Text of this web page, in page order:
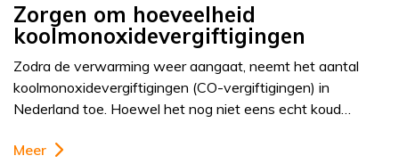
Zorgen om hoeveelheid
koolmonoxidevergiftigingen
Zodra de verwarming weer aangaat, neemt het aantal
koolmonoxidevergiftigingen (CO-vergiftigingen) in
Nederland toe. Hoewel het nog niet eens echt koud…
Meer